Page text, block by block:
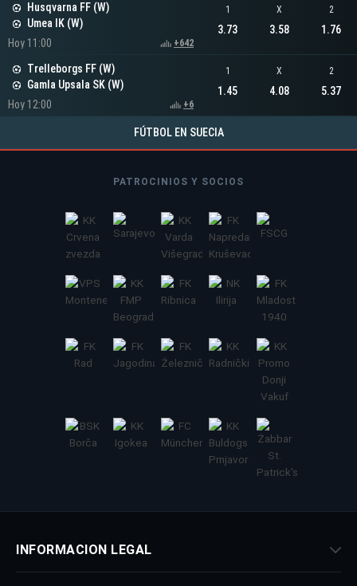
Husqvarna FF (W)
Umea IK (W)
Hoy 11:00
+642
1
3.73
X
3.58
2
1.76
Trelleborgs FF (W)
Gamla Upsala SK (W)
Hoy 12:00
+6
1
1.45
X
4.08
2
5.37
FÚTBOL EN SUECIA
PATROCINIOS Y SOCIOS
INFORMACION LEGAL